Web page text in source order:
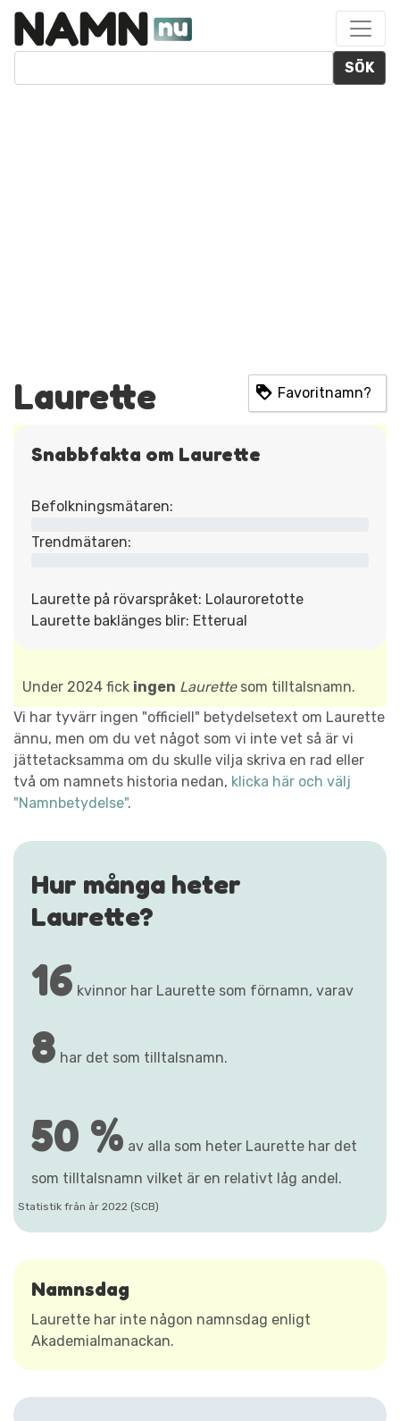
SÖK
Laurette Favoritnamn?
Snabbfakta om Laurette
Befolkningsmätaren:
Trendmätaren:
Laurette på rövarspråket: Lolauroretotte
Laurette baklänges blir: Etterual
Under 2024 fick ingen Laurettesom tilltalsnamn.
Vi har tyvärr ingen "officiell" betydelsetext om Laurette
ännu, men om du vet något som vi inte vet så är vi
jättetacksamma om du skulle vilja skriva en rad eller
två om namnets historia nedan, klicka här och välj
"Namnbetydelse".
Hur många heter
Laurette?
16 kvinnor har Laurette som förnamn, varav
8 har det som tilltalsnamn.
50 % av alla som heter Laurette har det
som tilltalsnamn vilket är en relativt låg andel.
Statistik från år 2022 (SCB)
Namnsdag
Laurette har inte någon namnsdag enligt
Akademialmanackan.